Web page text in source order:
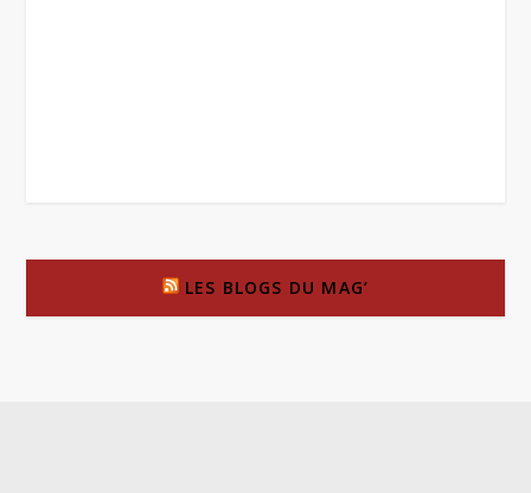
LES BLOGS DU MAG’